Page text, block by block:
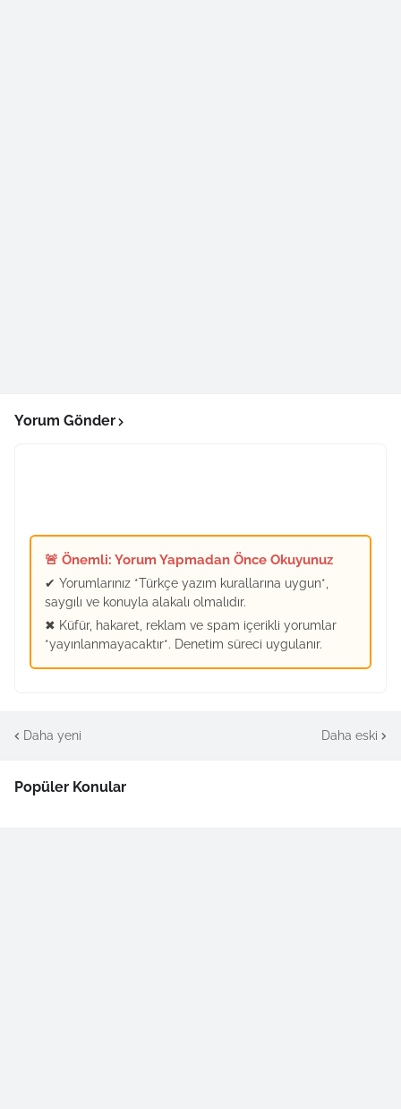
Yorum Gönder
🚨 Önemli: Yorum Yapmadan Önce Okuyunuz
✔ Yorumlarınız *Türkçe yazım kurallarına uygun*,
saygılı ve konuyla alakalı olmalıdır.
✖ Küfür, hakaret, reklam ve spam içerikli yorumlar
*yayınlanmayacaktır*. Denetim süreci uygulanır.
Daha yeni Daha eski
Popüler Konular